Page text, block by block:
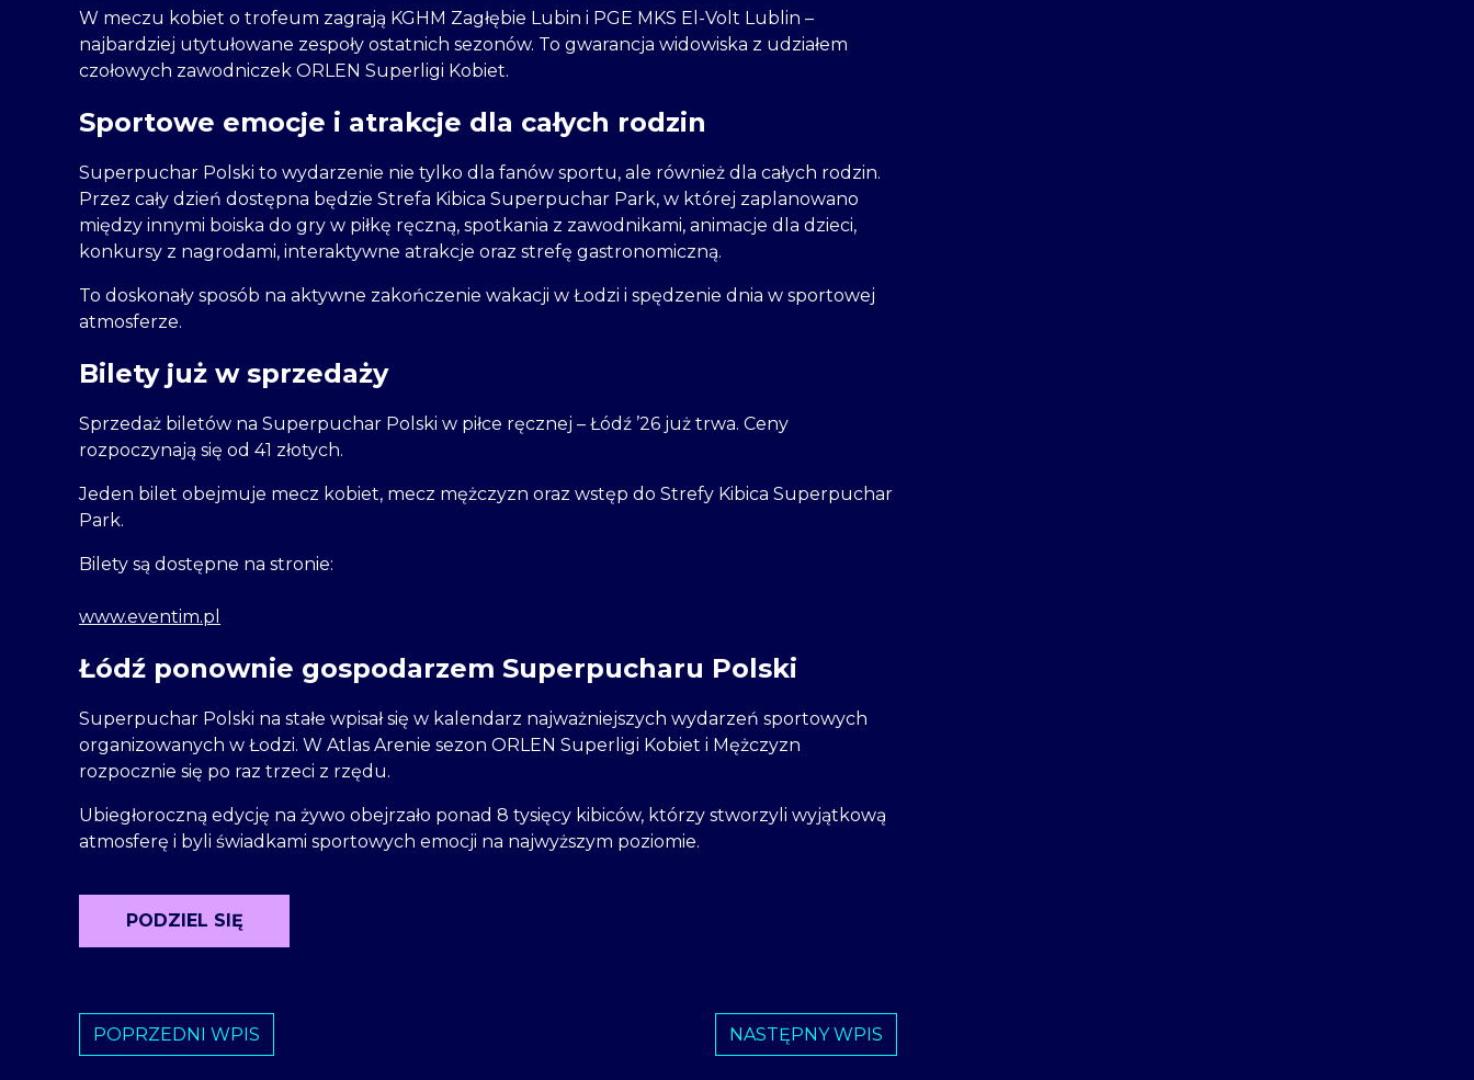
W meczu kobiet o trofeum zagrają KGHM Zagłębie Lubin i PGE MKS El-Volt Lublin –
najbardziej utytułowane zespoły ostatnich sezonów. To gwarancja widowiska z udziałem
czołowych zawodniczek ORLEN Superligi Kobiet.
Sportowe emocje i atrakcje dla całych rodzin
Superpuchar Polski to wydarzenie nie tylko dla fanów sportu, ale również dla całych rodzin.
Przez cały dzień dostępna będzie Strefa Kibica Superpuchar Park, w której zaplanowano
między innymi boiska do gry w piłkę ręczną, spotkania z zawodnikami, animacje dla dzieci,
konkursy z nagrodami, interaktywne atrakcje oraz strefę gastronomiczną.
To doskonały sposób na aktywne zakończenie wakacji w Łodzi i spędzenie dnia w sportowej
atmosferze.
Bilety już w sprzedaży
Sprzedaż biletów na Superpuchar Polski w piłce ręcznej – Łódź ’26 już trwa. Ceny
rozpoczynają się od 41 złotych.
Jeden bilet obejmuje mecz kobiet, mecz mężczyzn oraz wstęp do Strefy Kibica Superpuchar
Park.
Bilety są dostępne na stronie:
www.eventim.pl
Łódź ponownie gospodarzem Superpucharu Polski
Superpuchar Polski na stałe wpisał się w kalendarz najważniejszych wydarzeń sportowych
organizowanych w Łodzi. W Atlas Arenie sezon ORLEN Superligi Kobiet i Mężczyzn
rozpocznie się po raz trzeci z rzędu.
Ubiegłoroczną edycję na żywo obejrzało ponad 8 tysięcy kibiców, którzy stworzyli wyjątkową
atmosferę i byli świadkami sportowych emocji na najwyższym poziomie.
PODZIEL SIĘ
POPRZEDNI WPIS NASTĘPNY WPIS